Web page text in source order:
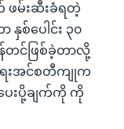
ဖမ်းဆီးခံရတဲ့
နှစ်ပေါင်း ၃၀
တင်ဖြစ်ခဲ့တာလို့
ေးအင်စတီကျုက
ေးပို့ချက်ကို ကို